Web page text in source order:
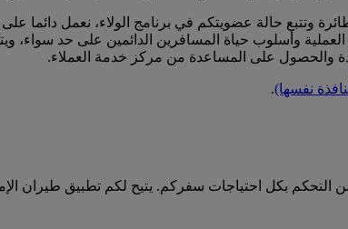
وتتبع حالة عضويتكم في برنامج الولاء، نعمل دائما
وأسلوب حياة المسافرين الدائمين على حد سواء،
والحصول على المساعدة من مركز خدمة العملاء.
نفسها).
التحكم بكل احتياجات سفركم. يتيح لكم تطبيق طيران